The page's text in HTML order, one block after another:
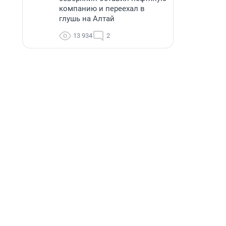
компанию и переехал в
глушь на Алтай
13 934 2